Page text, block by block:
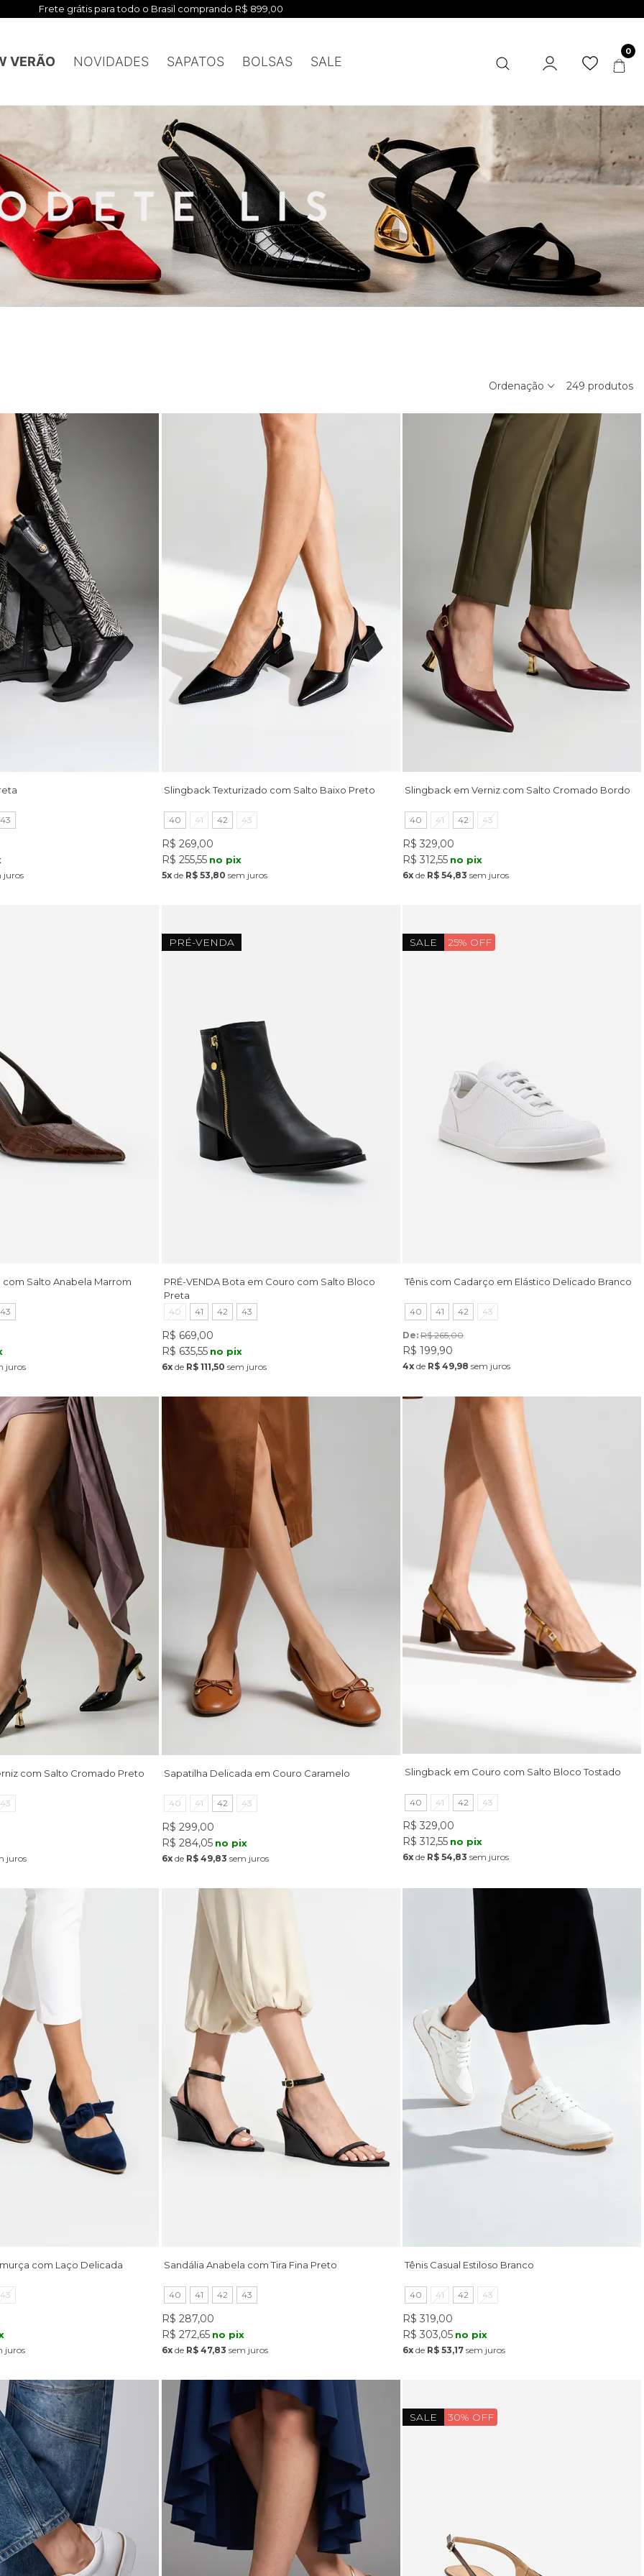
Frete grátis para todo o Brasil comprando R$ 899,00
VERÃO NOVIDADES SAPATOS BOLSAS SALE
0
Ordenação 249 produtos
43
juros
Slingback Texturizado com Salto Baixo Preto
40 41 42 43
R$ 269,00
R$ 255,55 no pix
5xde R$ 53,80 sem juros
Slingback em Verniz com Salto Cromado Bordo
40 41 42 43
R$ 329,00
R$ 312,55 no pix
6xde R$ 54,83 sem juros
Salto Anabela Marrom
43
juros
PRÉ-VENDA
PRÉ-VENDA Bota em Couro com Salto Bloco
Preta
40 41 42 43
R$ 669,00
R$ 635,55 no pix
6xde R$ 111,50 sem juros
SALE 25% OFF
Tênis com Cadarço em Elástico Delicado Branco
40 41 42 43
De: R$ 265,00
R$ 199,90
4xde R$ 49,98 sem juros
com Salto Cromado Preto
43
juros
Sapatilha Delicada em Couro Caramelo
40 41 42 43
R$ 299,00
R$ 284,05 no pix
6xde R$ 49,83 sem juros
Slingback em Couro com Salto Bloco Tostado
40 41 42 43
R$ 329,00
R$ 312,55 no pix
6xde R$ 54,83 sem juros
com Laço Delicada
43
juros
Sandália Anabela com Tira Fina Preto
40 41 42 43
R$ 287,00
R$ 272,65 no pix
6xde R$ 47,83 sem juros
Tênis Casual Estiloso Branco
40 41 42 43
R$ 319,00
R$ 303,05 no pix
6xde R$ 53,17sem juros
SALE 30% OFF